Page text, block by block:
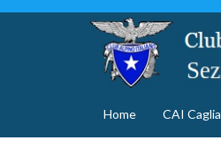
Home CAI